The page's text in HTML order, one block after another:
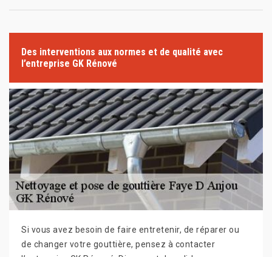
Des interventions aux normes et de qualité avec
l’entreprise GK Rénové
Si vous avez besoin de faire entretenir, de réparer ou
de changer votre gouttière, pensez à contacter